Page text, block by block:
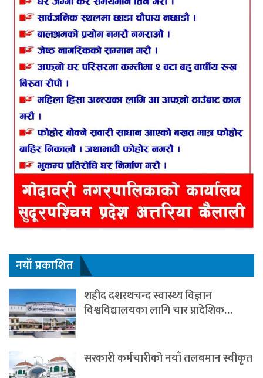
नयाँ प्रकाशित
शहीद दशरथचन्द स्वास्थ्य विज्ञान
विश्वविद्यालयका लागि चार प्रादेशिक…
सरकारी कर्मचारीको नयाँ तलबमान स्वीकृत